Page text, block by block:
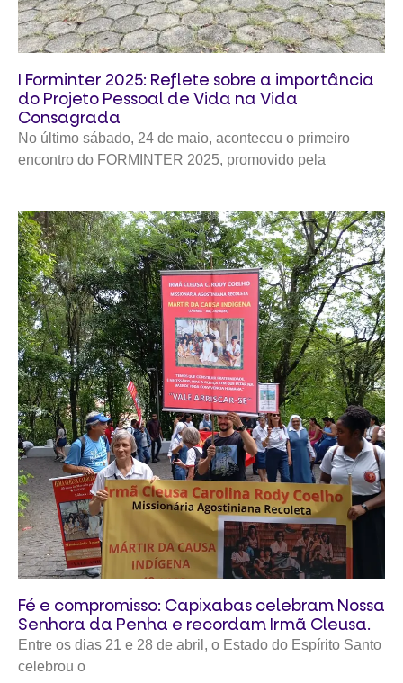
I Forminter 2025: Reflete sobre a importância
do Projeto Pessoal de Vida na Vida
Consagrada
No último sábado, 24 de maio, aconteceu o primeiro
encontro do FORMINTER 2025, promovido pela
Fé e compromisso: Capixabas celebram Nossa
Senhora da Penha e recordam Irmã Cleusa.
Entre os dias 21 e 28 de abril, o Estado do Espírito Santo
celebrou o